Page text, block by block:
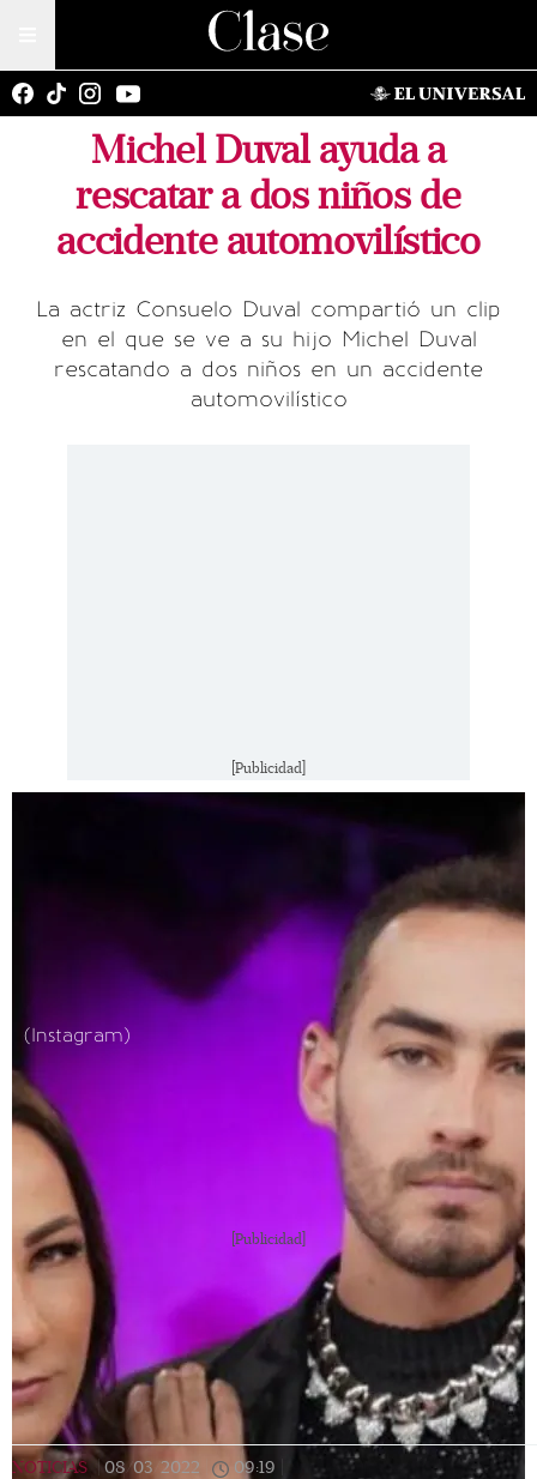
Michel Duval ayuda a
rescatar a dos niños de
accidente automovilístico
La actriz Consuelo Duval compartió un clip
en el que se ve a su hijo Michel Duval
rescatando a dos niños en un accidente
automovilístico
[Publicidad]
(Instagram)
[Publicidad]
NOTICIAS 08/03/2022 09:19